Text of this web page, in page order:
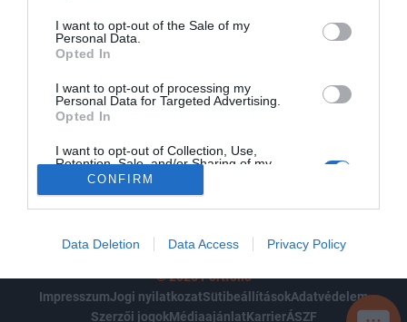
I want to opt-out of the Sale of my
Personal Data.
Opted In
I want to opt-out of processing my
Personal Data for Targeted Advertising.
Opted In
I want to opt-out of Collection, Use,
Retention, Sale, and/or Sharing of my
Personal Data that Is Unrelated with the
CONFIRM
Data Deletion Data Access Privacy Policy
Hozza létre, vagy jelentkezzen be fiókjába, és kezelje jegyeit
egy helyen! Gyorsan és kényelmesen vásárolhat jegyeket
jegyeit, és kihasználhatja csoportos, valamint egyéb
kedvezményeinket. Már van előfizetése a Portfolio csoport
applikációink egyikének? Nem szükséges új fiókot
létrehoznia – itt is használhatja meglévő adatait a
belépéshez!
© 2026 Portfolio
ImpresszumJogi nyilatkozatSütibeállításokAdatvédelem
Szerzői jogokMédiaajánlatKarrierÁSZF